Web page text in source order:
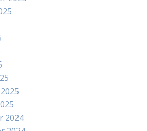
2024